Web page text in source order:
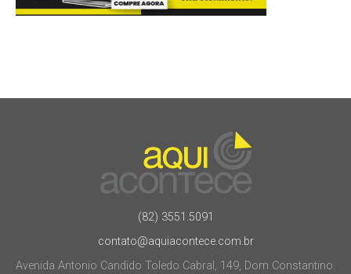
(82) 3551.5091
contato@aquiacontece.com.br
Avenida Antonio Candido Toledo Cabral, 149, Dom Constantino.